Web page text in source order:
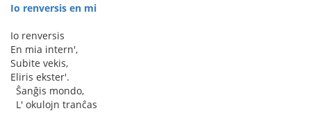
Io renversis en mi
Io renversis
En mia intern',
Subite vekis,
Eliris ekster'.
Ŝanĝis mondo,
L' okulojn tranĉas